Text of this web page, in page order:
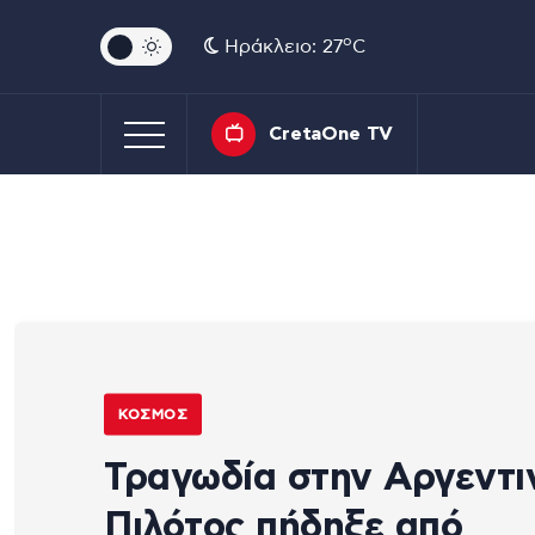
Ηράκλειο: 27oC
CretaOne TV
ΚΌΣΜΟΣ
Τραγωδία στην
Πιλότος πήδηξε από